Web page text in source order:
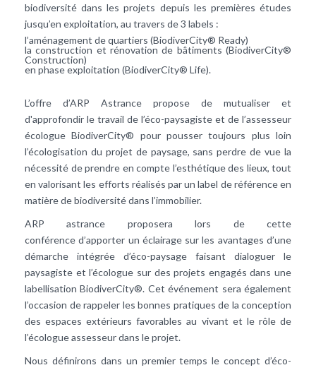
biodiversité dans les projets depuis les premières études
jusqu’en exploitation, au travers de 3 labels :
l’aménagement de quartiers (BiodiverCity® Ready)
la construction et rénovation de bâtiments (BiodiverCity®
Construction)
en phase exploitation (BiodiverCity® Life).
L’offre d’ARP Astrance propose de mutualiser et
d'approfondir le travail de l’éco-paysagiste et de l’assesseur
écologue BiodiverCity® pour pousser toujours plus loin
l’écologisation du projet de paysage, sans perdre de vue la
nécessité de prendre en compte l’esthétique des lieux, tout
en valorisant les efforts réalisés par un label de référence en
matière de biodiversité dans l’immobilier.
ARP astrance proposera lors de cette
conférence d’apporter un éclairage sur les avantages d’une
démarche intégrée d’éco-paysage faisant dialoguer le
paysagiste et l’écologue sur des projets engagés dans une
labellisation BiodiverCity®. Cet événement sera également
l’occasion de rappeler les bonnes pratiques de la conception
des espaces extérieurs favorables au vivant et le rôle de
l’écologue assesseur dans le projet.
Nous définirons dans un premier temps le concept d’éco-